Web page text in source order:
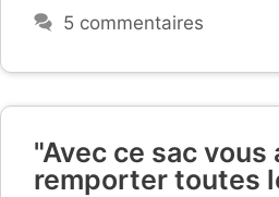
5 commentaires
"Avec ce sac vous
remporter toutes